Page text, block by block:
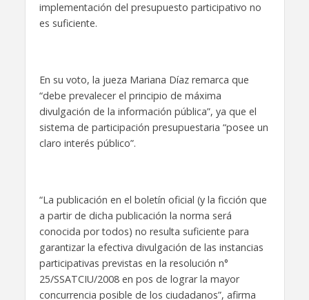
implementación del presupuesto participativo no
es suficiente.
En su voto, la jueza Mariana Díaz remarca que
“debe prevalecer el principio de máxima
divulgación de la información pública”, ya que el
sistema de participación presupuestaria “posee un
claro interés público”.
“La publicación en el boletín oficial (y la ficción que
a partir de dicha publicación la norma será
conocida por todos) no resulta suficiente para
garantizar la efectiva divulgación de las instancias
participativas previstas en la resolución n°
25/SSATCIU/2008 en pos de lograr la mayor
concurrencia posible de los ciudadanos”, afirma